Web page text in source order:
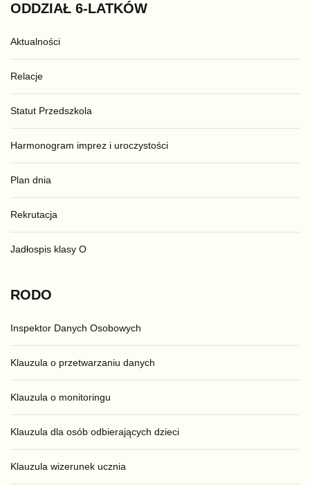
ODDZIAŁ 6-LATKÓW
Aktualności
Relacje
Statut Przedszkola
Harmonogram imprez i uroczystości
Plan dnia
Rekrutacja
Jadłospis klasy O
RODO
Inspektor Danych Osobowych
Klauzula o przetwarzaniu danych
Klauzula o monitoringu
Klauzula dla osób odbierających dzieci
Klauzula wizerunek ucznia